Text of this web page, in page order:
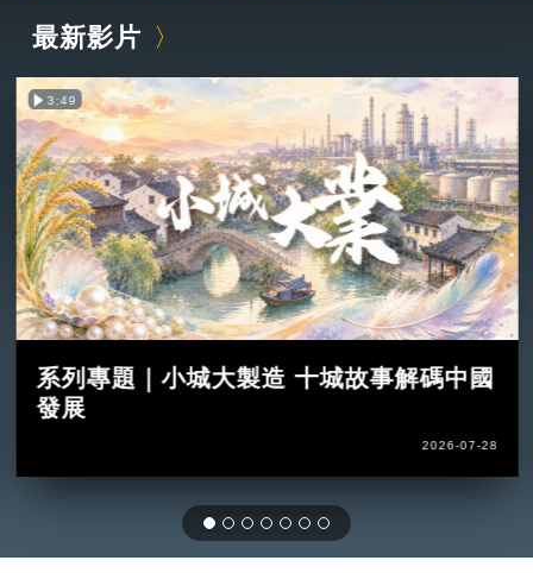
最新影片
3:49
系列專題｜小城大製造 十城故事解碼中國
發展
2026-07-28